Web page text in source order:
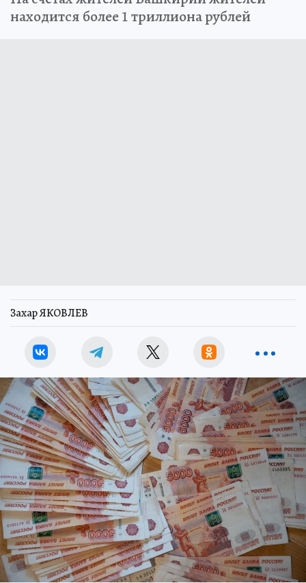
находится более 1 триллиона рублей
Захар ЯКОВЛЕВ